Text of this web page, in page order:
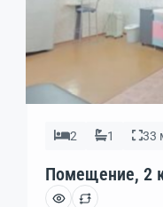
2 1 33
Помещение, 2
эт., код: 459293